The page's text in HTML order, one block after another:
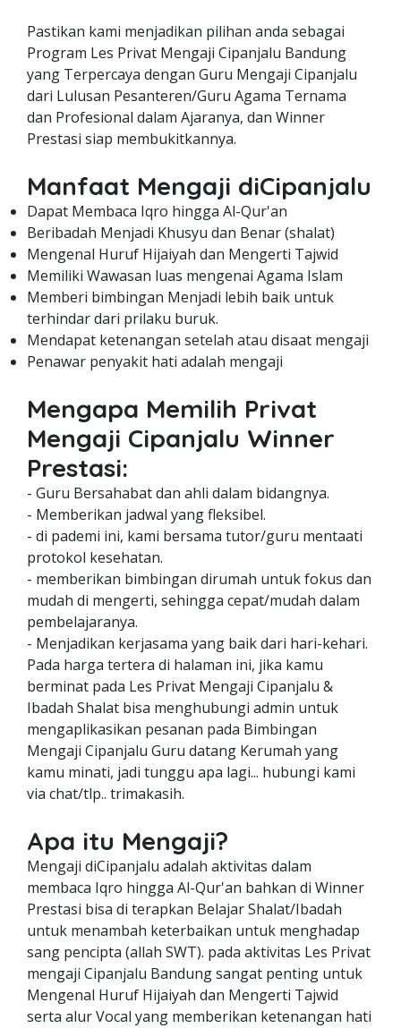
Pastikan kami menjadikan pilihan anda sebagai
Program Les Privat Mengaji Cipanjalu Bandung
yang Terpercaya dengan Guru Mengaji Cipanjalu
dari Lulusan Pesanteren/Guru Agama Ternama
dan Profesional dalam Ajaranya, dan Winner
Prestasi siap membukitkannya.
Manfaat Mengaji diCipanjalu
Dapat Membaca Iqro hingga Al-Qur'an
Beribadah Menjadi Khusyu dan Benar (shalat)
Mengenal Huruf Hijaiyah dan Mengerti Tajwid
Memiliki Wawasan luas mengenai Agama Islam
Memberi bimbingan Menjadi lebih baik untuk
terhindar dari prilaku buruk.
Mendapat ketenangan setelah atau disaat mengaji
Penawar penyakit hati adalah mengaji
Mengapa Memilih Privat
Mengaji Cipanjalu Winner
Prestasi:
- Guru Bersahabat dan ahli dalam bidangnya.
- Memberikan jadwal yang fleksibel.
- di pademi ini, kami bersama tutor/guru mentaati
protokol kesehatan.
- memberikan bimbingan dirumah untuk fokus dan
mudah di mengerti, sehingga cepat/mudah dalam
pembelajaranya.
- Menjadikan kerjasama yang baik dari hari-kehari.
Pada harga tertera di halaman ini, jika kamu
berminat pada Les Privat Mengaji Cipanjalu &
Ibadah Shalat bisa menghubungi admin untuk
mengaplikasikan pesanan pada Bimbingan
Mengaji Cipanjalu Guru datang Kerumah yang
kamu minati, jadi tunggu apa lagi... hubungi kami
via chat/tlp.. trimakasih.
Apa itu Mengaji?
Mengaji diCipanjalu adalah aktivitas dalam
membaca Iqro hingga Al-Qur'an bahkan di Winner
Prestasi bisa di terapkan Belajar Shalat/Ibadah
untuk menambah keterbaikan untuk menghadap
sang pencipta (allah SWT). pada aktivitas Les Privat
mengaji Cipanjalu Bandung sangat penting untuk
Mengenal Huruf Hijaiyah dan Mengerti Tajwid
serta alur Vocal yang memberikan ketenangan hati